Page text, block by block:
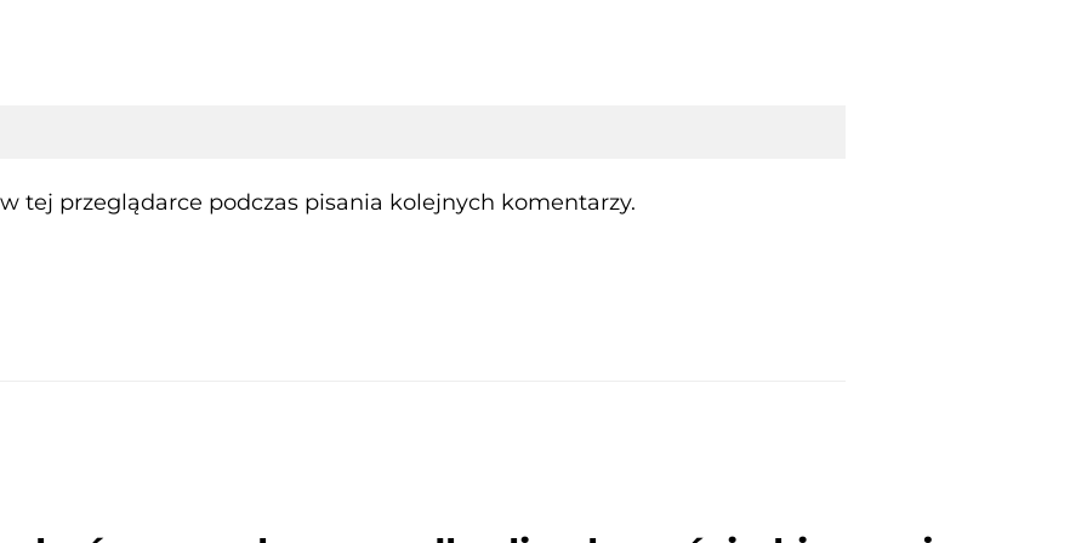
tej przeglądarce podczas pisania kolejnych komentarzy.